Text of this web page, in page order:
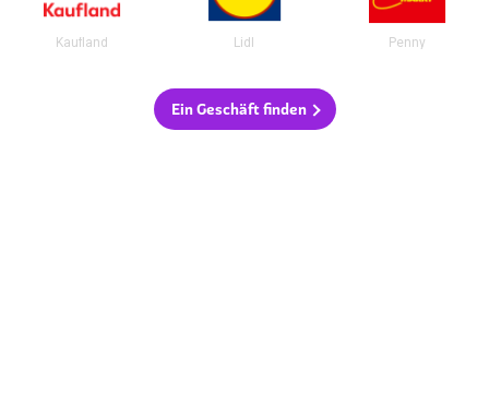
Kaufland Lidl Penny
Ein Geschäft finden